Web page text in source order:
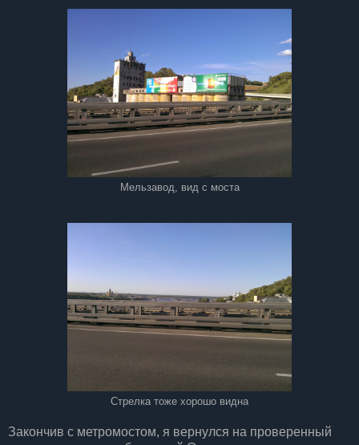
Мельзавод, вид с моста
Стрелка тоже хорошо видна
Закончив с метромостом, я вернулся на проверенный